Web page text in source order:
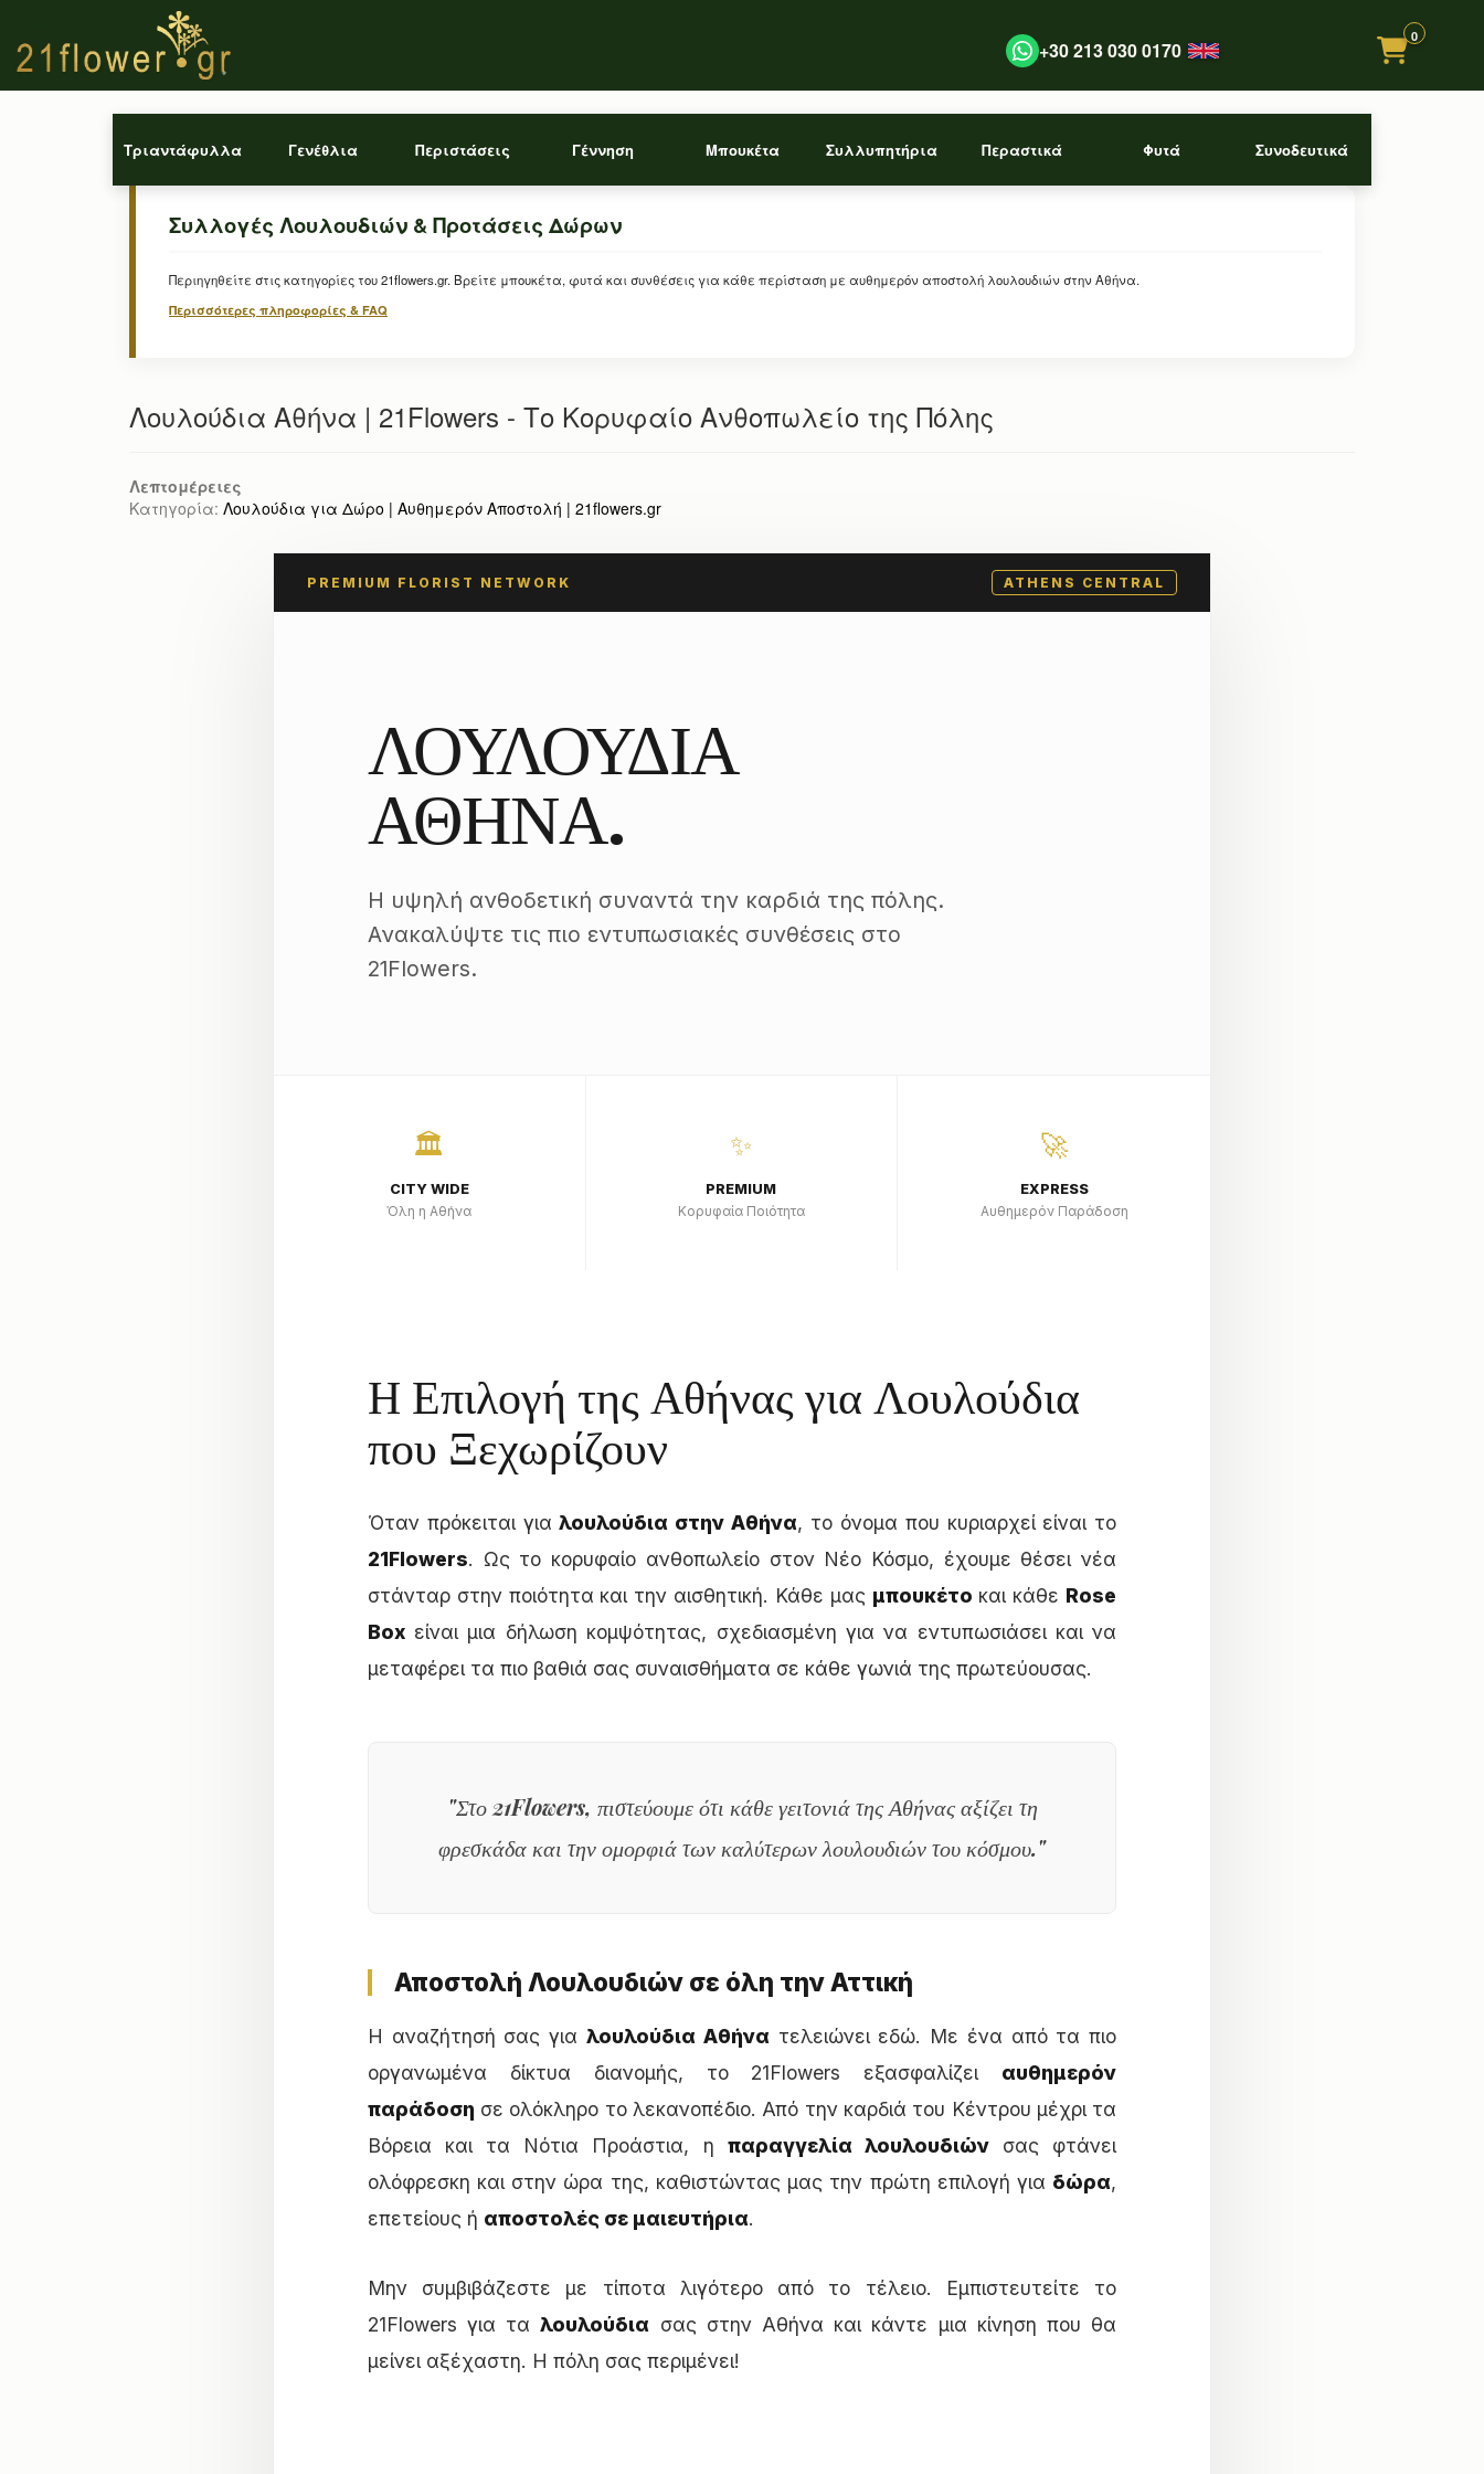
+30 213 030 0170
0
Τριαντάφυλλα Γενέθλια Περιστάσεις Γέννηση Μπουκέτα Συλλυπητήρια Περαστικά Φυτά Συνοδευτικά
Συλλογές Λουλουδιών & Προτάσεις Δώρων
Περιηγηθείτε στις κατηγορίες του 21flowers.gr. Βρείτε μπουκέτα, φυτά και συνθέσεις για κάθε περίσταση με αυθημερόν αποστολή λουλουδιών στην Αθήνα.
Περισσότερες πληροφορίες & FAQ
Λουλούδια Αθήνα | 21Flowers - Το Κορυφαίο Ανθοπωλείο της Πόλης
Λεπτομέρειες
Κατηγορία: Λουλούδια για Δώρο | Αυθημερόν Αποστολή | 21flowers.gr
PREMIUM FLORIST NETWORK ATHENS CENTRAL
ΛΟΥΛΟΥΔΙΑ
ΑΘΗΝΑ.
Η υψηλή ανθοδετική συναντά την καρδιά της πόλης.
Ανακαλύψτε τις πιο εντυπωσιακές συνθέσεις στο
21Flowers.
🏛️
CITY WIDE
Όλη η Αθήνα
✨
PREMIUM
Κορυφαία Ποιότητα
🚀
EXPRESS
Αυθημερόν Παράδοση
Η Επιλογή της Αθήνας για Λουλούδια
που Ξεχωρίζουν
Όταν πρόκειται γιαλουλούδια στην Αθήνα, το όνομα που κυριαρχεί είναι το
21Flowers. Ως το κορυφαίο ανθοπωλείο στον Νέο Κόσμο, έχουμε θέσει νέα
στάνταρ στην ποιότητα και την αισθητική. Κάθε μας μπουκέτο και κάθε Rose
Boxείναι μια δήλωση κομψότητας, σχεδιασμένη για να εντυπωσιάσει και να
μεταφέρει τα πιο βαθιά σας συναισθήματα σε κάθε γωνιά της πρωτεύουσας.
"Στο 21Flowers, πιστεύουμε ότι κάθε γειτονιά της Αθήνας αξίζει τη
φρεσκάδα και την ομορφιά των καλύτερων λουλουδιών του κόσμου."
Αποστολή Λουλουδιών σε όλη την Αττική
Η αναζήτησή σας για λουλούδια Αθήνατελειώνει εδώ. Με ένα από τα πιο
οργανωμένα δίκτυα διανομής, το 21Flowers εξασφαλίζει αυθημερόν
παράδοση σε ολόκληρο το λεκανοπέδιο. Από την καρδιά του Κέντρου μέχρι τα
Βόρεια και τα Νότια Προάστια, η παραγγελία λουλουδιώνσας φτάνει
ολόφρεσκη και στην ώρα της, καθιστώντας μας την πρώτη επιλογή για δώρα,
επετείους ή αποστολές σε μαιευτήρια.
Μην συμβιβάζεστε με τίποτα λιγότερο από το τέλειο. Εμπιστευτείτε το
21Flowers για ταλουλούδια σας στην Αθήνα και κάντε μια κίνηση που θα
μείνει αξέχαστη. Η πόλη σας περιμένει!